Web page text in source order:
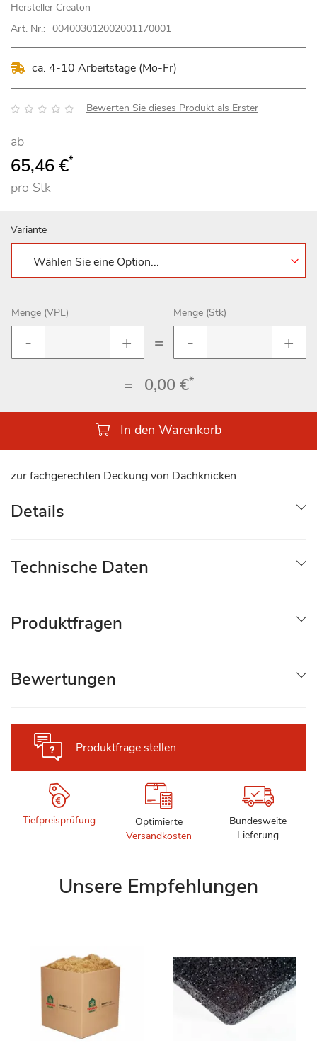
Hersteller Creaton
Art. Nr.: 004003012002001170001
ca. 4-10 Arbeitstage (Mo-Fr)
Bewertung: Bewerten Sie dieses Produkt als Erster
ab
65,46 €*
pro Stk
Variante
Menge (VPE)
=
Menge (Stk)
= 0,00 €*
In den Warenkorb
zur fachgerechten Deckung von Dachknicken
Produktfrage stellen
Tiefpreisprüfung
Optimierte
Versandkosten
Bundesweite
Lieferung
Details
Technische Daten
Produktfragen
Bewertungen
Unsere Empfehlungen